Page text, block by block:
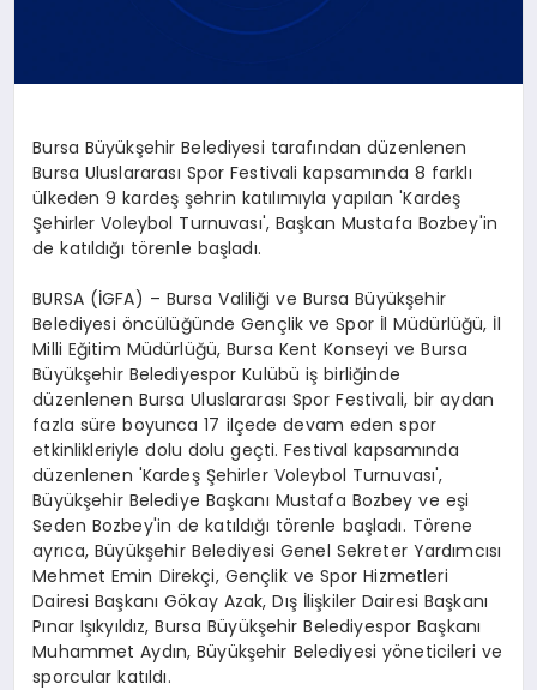
Bursa Büyükşehir Belediyesi tarafından düzenlenen
Bursa Uluslararası Spor Festivali kapsamında 8 farklı
ülkeden 9 kardeş şehrin katılımıyla yapılan 'Kardeş
Şehirler Voleybol Turnuvası', Başkan Mustafa Bozbey'in
de katıldığı törenle başladı.
BURSA (İGFA) – Bursa Valiliği ve Bursa Büyükşehir
Belediyesi öncülüğünde Gençlik ve Spor İl Müdürlüğü, İl
Milli Eğitim Müdürlüğü, Bursa Kent Konseyi ve Bursa
Büyükşehir Belediyespor Kulübü iş birliğinde
düzenlenen Bursa Uluslararası Spor Festivali, bir aydan
fazla süre boyunca 17 ilçede devam eden spor
etkinlikleriyle dolu dolu geçti. Festival kapsamında
düzenlenen 'Kardeş Şehirler Voleybol Turnuvası',
Büyükşehir Belediye Başkanı Mustafa Bozbey ve eşi
Seden Bozbey'in de katıldığı törenle başladı. Törene
ayrıca, Büyükşehir Belediyesi Genel Sekreter Yardımcısı
Mehmet Emin Direkçi, Gençlik ve Spor Hizmetleri
Dairesi Başkanı Gökay Azak, Dış İlişkiler Dairesi Başkanı
Pınar Işıkyıldız, Bursa Büyükşehir Belediyespor Başkanı
Muhammet Aydın, Büyükşehir Belediyesi yöneticileri ve
sporcular katıldı.